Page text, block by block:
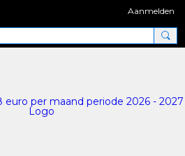
Aanmelden